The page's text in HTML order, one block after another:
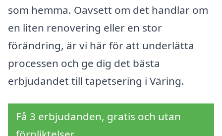
som hemma. Oavsett om det handlar om
en liten renovering eller en stor
förändring, är vi här för att underlätta
processen och ge dig det bästa
erbjudandet till tapetsering i Väring.
Få 3 erbjudanden, gratis och utan